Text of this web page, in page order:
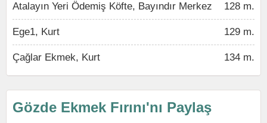
Atalayın Yeri Ödemiş Köfte, Bayındır Merkez 128 m.
Ege1, Kurt 129 m.
Çağlar Ekmek, Kurt 134 m.
Gözde Ekmek Fırını'nı Paylaş